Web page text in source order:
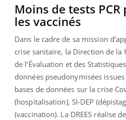
Moins de tests
les vaccinés
Dans le cadre de sa mission
crise sanitaire, la Direction de la
de l’Évaluation et des
données pseudonymisées
bases de données sur la crise
(hospitalisation), SI-DEP
(vaccination). La DREES réalise